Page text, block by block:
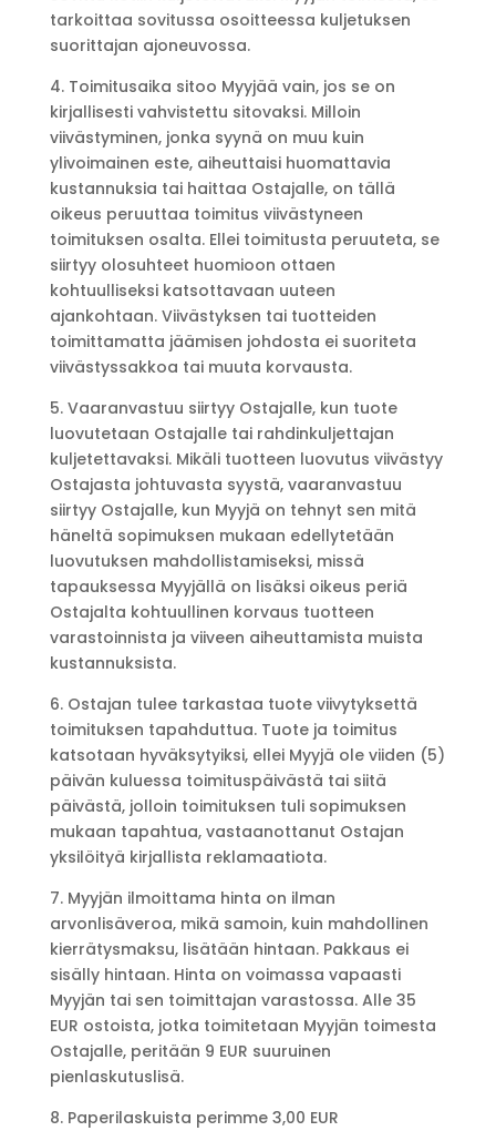
tarkoittaa sovitussa osoitteessa kuljetuksen
suorittajan ajoneuvossa.
4. Toimitusaika sitoo Myyjää vain, jos se on
kirjallisesti vahvistettu sitovaksi. Milloin
viivästyminen, jonka syynä on muu kuin
ylivoimainen este, aiheuttaisi huomattavia
kustannuksia tai haittaa Ostajalle, on tällä
oikeus peruuttaa toimitus viivästyneen
toimituksen osalta. Ellei toimitusta peruuteta, se
siirtyy olosuhteet huomioon ottaen
kohtuulliseksi katsottavaan uuteen
ajankohtaan. Viivästyksen tai tuotteiden
toimittamatta jäämisen johdosta ei suoriteta
viivästyssakkoa tai muuta korvausta.
5. Vaaranvastuu siirtyy Ostajalle, kun tuote
luovutetaan Ostajalle tai rahdinkuljettajan
kuljetettavaksi. Mikäli tuotteen luovutus viivästyy
Ostajasta johtuvasta syystä, vaaranvastuu
siirtyy Ostajalle, kun Myyjä on tehnyt sen mitä
häneltä sopimuksen mukaan edellytetään
luovutuksen mahdollistamiseksi, missä
tapauksessa Myyjällä on lisäksi oikeus periä
Ostajalta kohtuullinen korvaus tuotteen
varastoinnista ja viiveen aiheuttamista muista
kustannuksista.
6. Ostajan tulee tarkastaa tuote viivytyksettä
toimituksen tapahduttua. Tuote ja toimitus
katsotaan hyväksytyiksi, ellei Myyjä ole viiden (5)
päivän kuluessa toimituspäivästä tai siitä
päivästä, jolloin toimituksen tuli sopimuksen
mukaan tapahtua, vastaanottanut Ostajan
yksilöityä kirjallista reklamaatiota.
7. Myyjän ilmoittama hinta on ilman
arvonlisäveroa, mikä samoin, kuin mahdollinen
kierrätysmaksu, lisätään hintaan. Pakkaus ei
sisälly hintaan. Hinta on voimassa vapaasti
Myyjän tai sen toimittajan varastossa. Alle 35
EUR ostoista, jotka toimitetaan Myyjän toimesta
Ostajalle, peritään 9 EUR suuruinen
pienlaskutuslisä.
8. Paperilaskuista perimme 3,00 EUR